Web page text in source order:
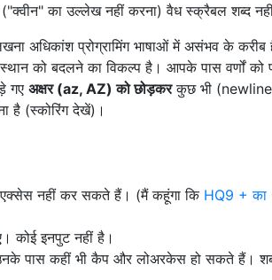
का उल्लेख नहीं करना) वैध स्क्रैबल शब्द
अधिकांश प्रोग्रामिंग भाषाओं में असंभव के करीब
को बदलने का विकल्प है। आपके पास वर्णों को
गए अक्षर (az, AZ) को छोड़करकुछ भी
है (स्कोरिंग देखें)।
नहीं कर सकते हैं। (मैं कहूंगा कि HQ9 + का
कोई इनपुट नहीं है।
पास कहीं भी कैप और लोअरकेस हो सकते हैं।